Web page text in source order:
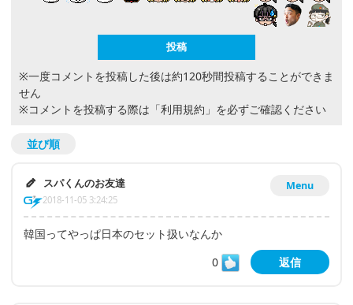
※一度コメントを投稿した後は約120秒間投稿することができま
せん
※コメントを投稿する際は 「利用規約」 を必ずご確認ください
並び順
Menu
スパくんのお友達
2018-11-05 3:24:25
韓国ってやっぱ日本のセット扱いなんか
0
返信